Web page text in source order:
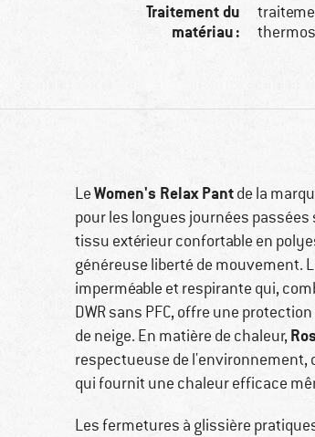
Traitement du
matériau :
LeWomen's Relax Pantde la
pour les longues journées
tissu extérieur confortable en
généreuse liberté de mouvement.
imperméable et respirante qui,
DWR sans PFC, offre une
de neige. En matière de chaleur,
respectueuse de l'environnement,
qui fournit une chaleur efficace
Les fermetures à glissière